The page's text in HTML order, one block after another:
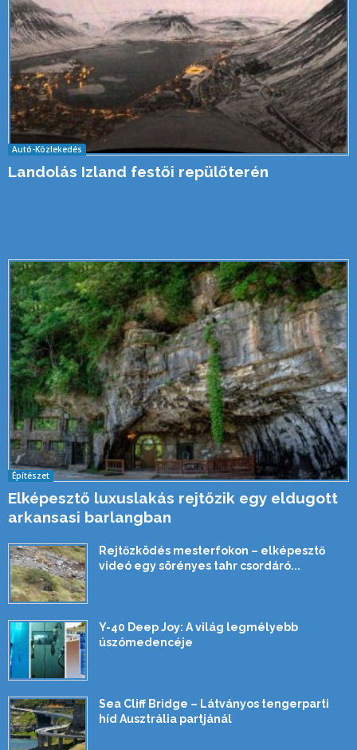
Autó-Közlekedés
Landolás Izland festői repülőterén
Építészet
Elképesztő luxuslakás rejtőzik egy eldugott
arkansasi barlangban
Rejtőzködés mesterfokon – elképesztő
videó egy sörényes tahr csordáró...
Y-40 Deep Joy: A világ legmélyebb
úszómedencéje
Sea Cliff Bridge – Látványos tengerparti
híd Ausztrália partjánál